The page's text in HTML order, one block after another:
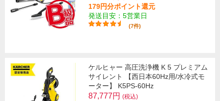
179円分ポイント還元
発送目安：5営業日
(7件)
ケルヒャー 高圧洗浄機 K 5 プレミアム
サイレント 【西日本60Hz用/水冷式モ
ーター】 K5PS-60Hz
87,777円 (税込)